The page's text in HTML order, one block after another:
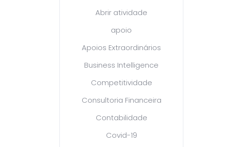
Abrir atividade
apoio
Apoios Extraordinários
Business Intelligence
Competitividade
Consultoria Financeira
Contabilidade
Covid-19